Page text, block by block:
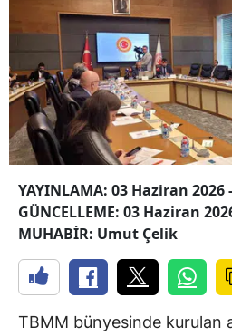
YAYINLAMA: 03 Haziran 2026
GÜNCELLEME: 03 Haziran
MUHABİR: Umut Çelik
TBMM bünyesinde kurulan